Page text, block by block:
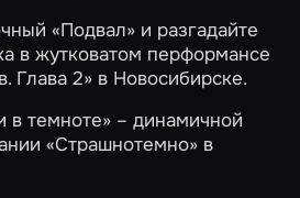
«Подвал» и разгадайте
в жутковатом перформансе
Глава 2» в Новосибирске.
в темноте» – динамичной
«Страшнотемно» в